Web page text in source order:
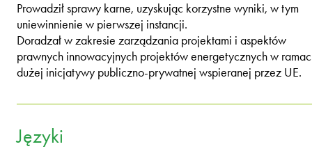
Prowadził sprawy karne, uzyskując korzystne wyniki, w tym
uniewinnienie w pierwszej instancji.
Doradzał w zakresie zarządzania projektami i aspektów
prawnych innowacyjnych projektów energetycznych w
dużej inicjatywy publiczno-prywatnej wspieranej przez UE.
Języki